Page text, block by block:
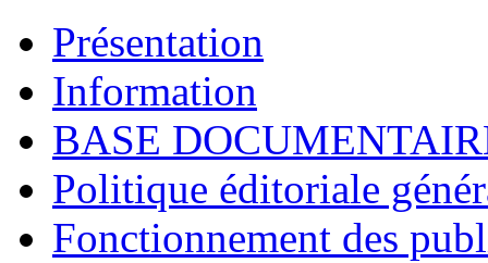
Présentation
Information
BASE
Politique éditoriale
Fonctionnement des